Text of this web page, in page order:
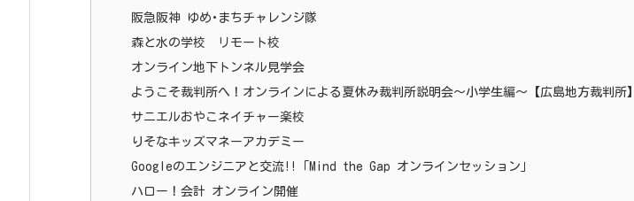
阪急阪神 ゆめ･まちチャレンジ隊
森と水の学校 リモート校
オンライン地下トンネル見学会
ようこそ裁判所へ！オンラインによる夏休み裁判所説明会～小学生編～【広島地方裁判所】
サニエルおやこネイチャー楽校
りそなキッズマネーアカデミー
Googleのエンジニアと交流!!「Mind the Gap オンラインセッション」
ハロー！会計 オンライン開催